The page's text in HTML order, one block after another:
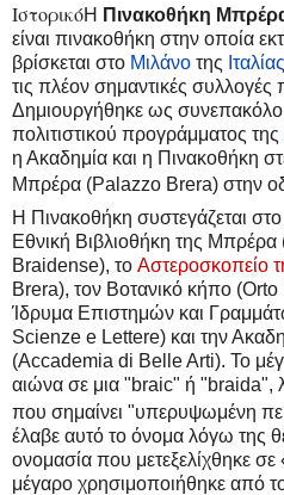
Μ
ε
τ
ά
β
α
σ
η
τ
η
ν
π
λ
ο
ή
γ
η
σ
η
Π
ή
δ
η
σ
η
σ
τ
ν
α
ν
α
ζ
ή
τ
η
σ
η
ΙστορικόΗ Πινακοθήκη
είναι πινακοθήκη στην οποία
βρίσκεται στο Μιλάνο της Ιταλίας
τις πλέον σημαντικές
Δημιουργήθηκε ως
πολιτιστικού προγράμματος της
η Ακαδημία και η Πινακοθήκη
Μπρέρα (Palazzo Brera) στην
Η Πινακοθήκη συστεγάζεται
Εθνική Βιβλιοθήκη της
Braidense), το Αστεροσκοπείο
Brera), τον Βοτανικό κήπο
Ίδρυμα Επιστημών και
Scienze e Lettere) και την
(Accademia di Belle Arti). Το
αιώνα σε μια "braic" ή "braida",
που σημαίνει "υπερυψωμένη
έλαβε αυτό το όνομα λόγω της
ονομασία που μετεξελίχθηκε
μέγαρο χρησιμοποιήθηκε από